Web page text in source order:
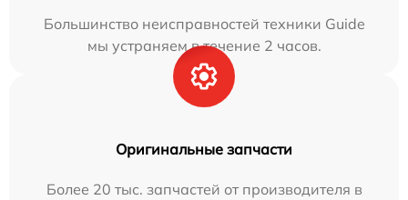
Большинство неисправностей техники Guide
мы устраняем в течение 2 часов.
Оригинальные запчасти
Более 20 тыс. запчастей от производителя в